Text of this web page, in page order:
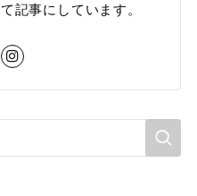
記事にしています。